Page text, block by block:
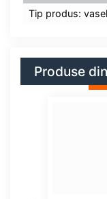
Tip produs:
Produse